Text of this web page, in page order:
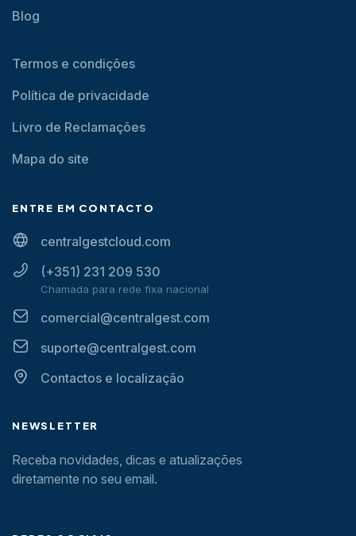
Blog
Termos e condições
Política de privacidade
Livro de Reclamações
Mapa do site
ENTRE EM CONTACTO
centralgestcloud.com
(+351) 231 209 530
Chamada para rede fixa nacional
comercial@centralgest.com
suporte@centralgest.com
Contactos e localização
NEWSLETTER
Receba novidades, dicas e atualizações
diretamente no seu email.